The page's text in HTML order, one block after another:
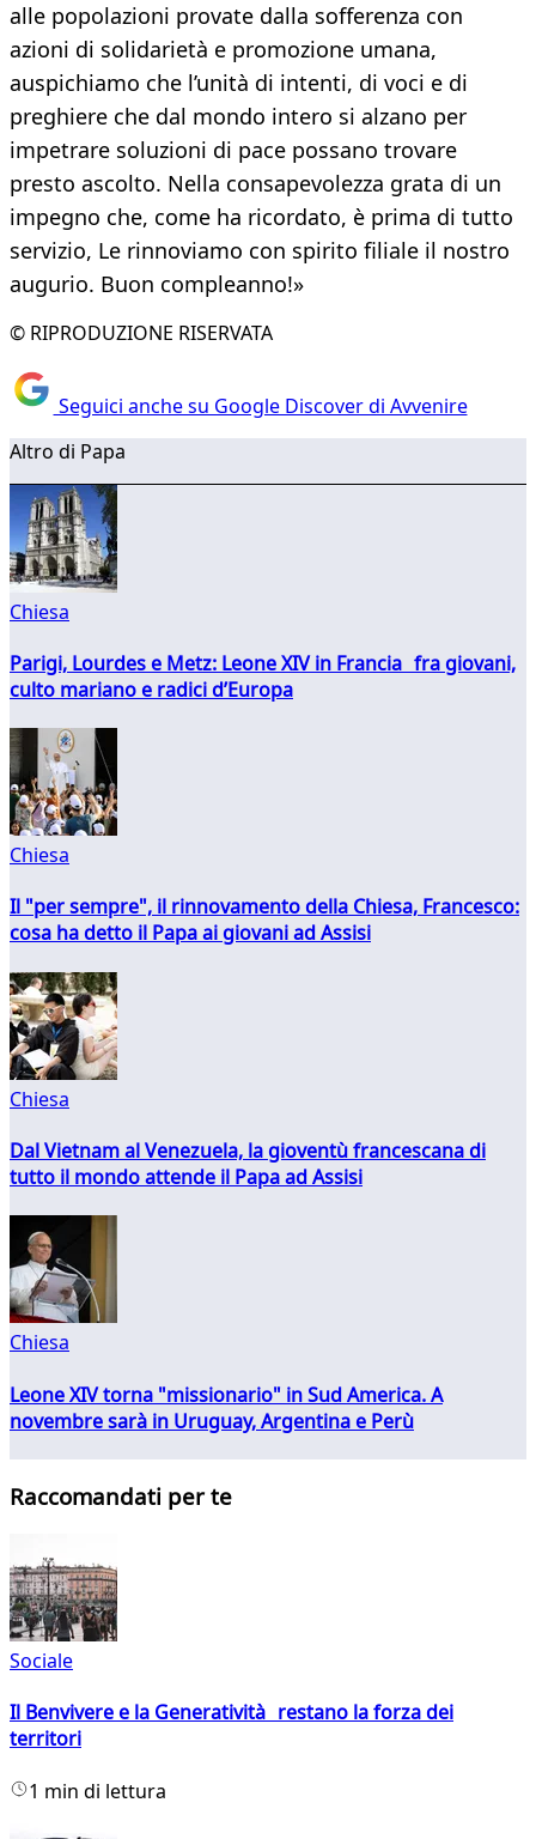
alle popolazioni provate dalla sofferenza con
azioni di solidarietà e promozione umana,
auspichiamo che l’unità di intenti, di voci e di
preghiere che dal mondo intero si alzano per
impetrare soluzioni di pace possano trovare
presto ascolto. Nella consapevolezza grata di un
impegno che, come ha ricordato, è prima di tutto
servizio, Le rinnoviamo con spirito filiale il nostro
augurio. Buon compleanno!»
© RIPRODUZIONE RISERVATA
Seguici anche su Google Discover di Avvenire
Altro di Papa
Chiesa
Parigi, Lourdes e Metz: Leone XIV in Francia fra giovani,
culto mariano e radici d’Europa
Chiesa
Il "per sempre", il rinnovamento della Chiesa, Francesco:
cosa ha detto il Papa ai giovani ad Assisi
Chiesa
Dal Vietnam al Venezuela, la gioventù francescana di
tutto il mondo attende il Papa ad Assisi
Chiesa
Leone XIV torna "missionario" in Sud America. A
novembre sarà in Uruguay, Argentina e Perù
Raccomandati per te
Sociale
Il Benvivere e la Generatività restano la forza dei
territori
1 min di lettura